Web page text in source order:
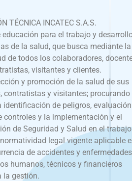
TÉCNICA INCATEC S.A.S.
para el trabajo y
de la salud, que busca mediante la
de todos los colaboradores,
visitantes y clientes.
y promoción de la salud de sus
contratistas y visitantes; procurando
de peligros,
controles y la implementación y el
de Seguridad y Salud en el
legal vigente aplicable
de accidentes y enfermedades
humanos, técnicos y financieros
la gestión.